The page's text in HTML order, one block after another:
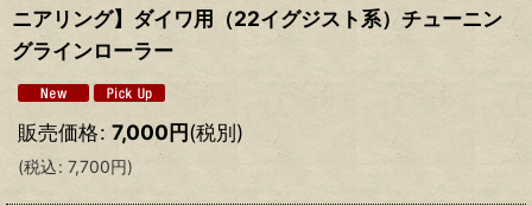
ニアリング】ダイワ用（22イグジスト系）チューニン
グラインローラー
販売価格: 7,000円(税別)
(税込: 7,700円)